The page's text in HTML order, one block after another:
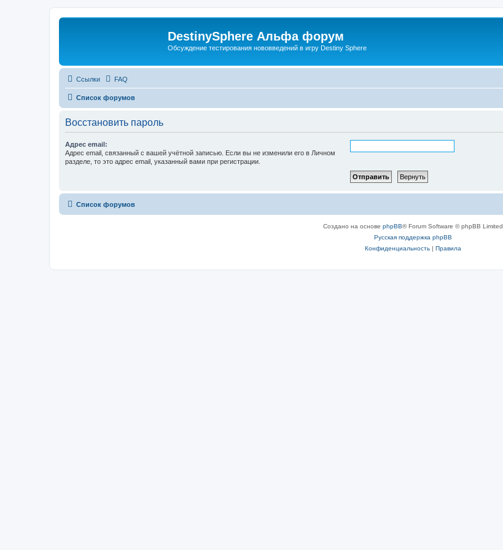
DestinySphere Альфа форум
Обсуждение тестирования нововведений в игру Destiny Sphere
Ссылки FAQ
Список форумов
Восстановить пароль
Адрес email:
Адрес email, связанный с вашей учётной записью. Если вы не изменили его в Личном
разделе, то это адрес email, указанный вами при регистрации.
Список форумов
Создано на основе phpBB® Forum Software © phpBB Limited
Русская поддержка phpBB
Конфиденциальность| Правила